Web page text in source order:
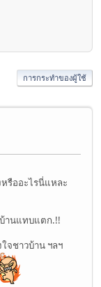
การกระทำของผู้ใช้
รืออะไรนี่แหละ
านแทบแตก.!!
จชาวบ้าน ฯลฯ